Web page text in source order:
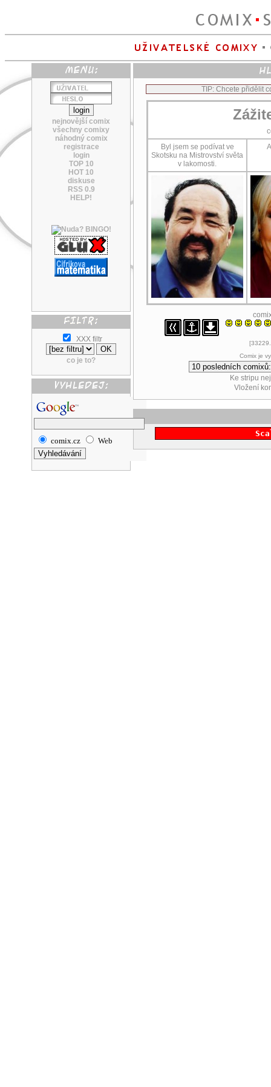
nejnovější comix
všechny comixy
náhodný comix
registrace
login
TOP 10
HOT 10
diskuse
RSS 0.9
HELP!
XXX filtr
co je to?
comix.cz Web
TIP: Chcete přidělit
Byl jsem se podívat ve
Skotsku na Mistrovství světa
v lakomosti.
Comix je
Ke stripu
Vložení